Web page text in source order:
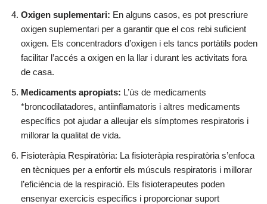
Oxigen suplementari: En alguns casos, es pot prescriure
oxigen suplementari per a garantir que el cos rebi suficient
oxigen. Els concentradors d’oxigen i els tancs portàtils poden
facilitar l’accés a oxigen en la llar i durant les activitats fora
de casa.
Medicaments apropiats: L’ús de medicaments
*broncodilatadores, antiinflamatoris i altres medicaments
específics pot ajudar a alleujar els símptomes respiratoris i
millorar la qualitat de vida.
Fisioteràpia Respiratòria: La fisioteràpia respiratòria s’enfoca
en tècniques per a enfortir els músculs respiratoris i millorar
l’eficiència de la respiració. Els fisioterapeutes poden
ensenyar exercicis específics i proporcionar suport